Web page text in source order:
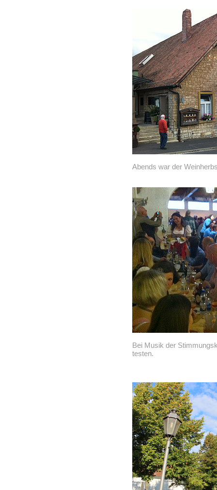
Abends war der
Bei Musik der
testen.